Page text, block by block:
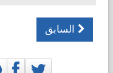
السابق